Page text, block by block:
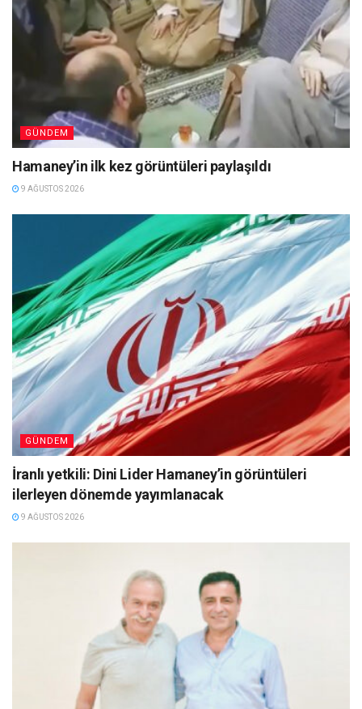
GÜNDEM
Hamaney’in ilk kez görüntüleri paylaşıldı
9 AĞUSTOS 2026
GÜNDEM
İranlı yetkili: Dini Lider Hamaney’in görüntüleri
ilerleyen dönemde yayımlanacak
9 AĞUSTOS 2026